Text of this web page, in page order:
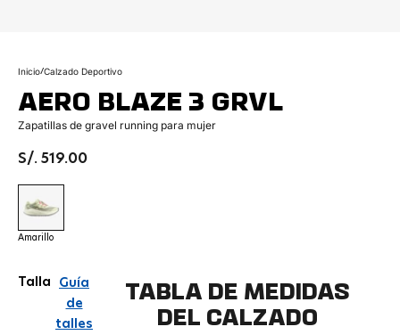
Inicio/Calzado Deportivo
AERO BLAZE 3 GRVL
Zapatillas de gravel running para mujer
Precio de oferta
S/. 519.00
Amarillo
Talla
Guía
de
talles
TABLA DE MEDIDAS
DEL CALZADO